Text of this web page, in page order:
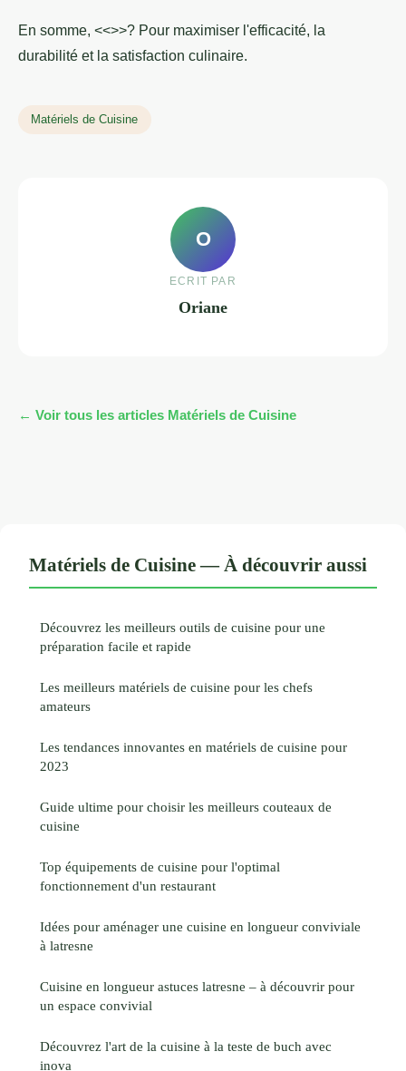
En somme, <<>>? Pour maximiser l'efficacité, la
durabilité et la satisfaction culinaire.
Matériels de Cuisine
O
ECRIT PAR
Oriane
← Voir tous les articles Matériels de Cuisine
Matériels de Cuisine — À découvrir aussi
Découvrez les meilleurs outils de cuisine pour une
préparation facile et rapide
Les meilleurs matériels de cuisine pour les chefs
amateurs
Les tendances innovantes en matériels de cuisine pour
2023
Guide ultime pour choisir les meilleurs couteaux de
cuisine
Top équipements de cuisine pour l'optimal
fonctionnement d'un restaurant
Idées pour aménager une cuisine en longueur conviviale
à latresne
Cuisine en longueur astuces latresne – à découvrir pour
un espace convivial
Découvrez l'art de la cuisine à la teste de buch avec
inova